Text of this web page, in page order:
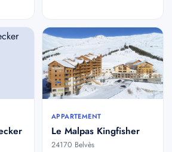
APPARTEMENT
Le Malpas Kingfisher
24170 Belvès